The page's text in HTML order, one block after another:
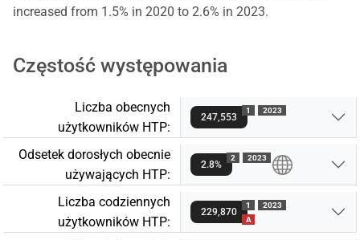
increased from 1.5% in 2020 to 2.6% in 2023.
Częstość występowania
Liczba obecnych
użytkowników HTP:
247,553
1 2023
Odsetek dorosłych obecnie
używających HTP:
2.8%
2 2023
Liczba codziennych
użytkowników HTP:
229,870
1
A
2023